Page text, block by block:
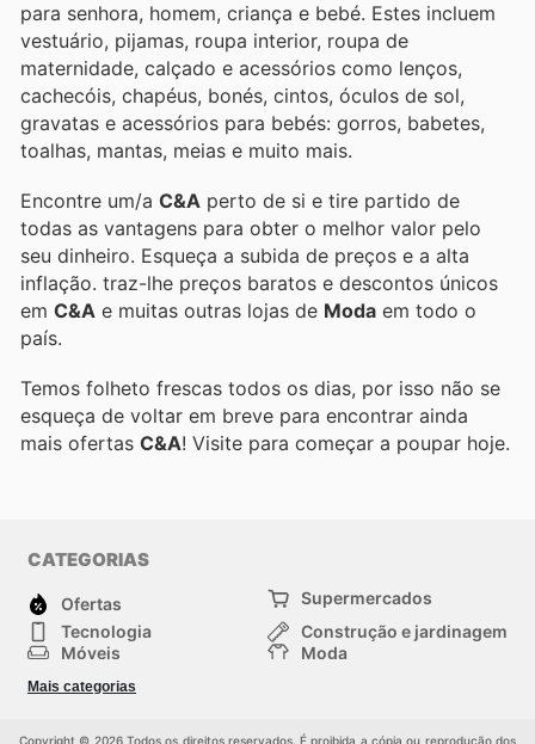
para senhora, homem, criança e bebé. Estes incluem
vestuário, pijamas, roupa interior, roupa de
maternidade, calçado e acessórios como lenços,
cachecóis, chapéus, bonés, cintos, óculos de sol,
gravatas e acessórios para bebés: gorros, babetes,
toalhas, mantas, meias e muito mais.
Encontre um/a C&A perto de si e tire partido de
todas as vantagens para obter o melhor valor pelo
seu dinheiro. Esqueça a subida de preços e a alta
inflação. traz-lhe preços baratos e descontos únicos
em C&A e muitas outras lojas de Moda em todo o
país.
Temos folheto frescas todos os dias, por isso não se
esqueça de voltar em breve para encontrar ainda
mais ofertas C&A ! Visite para começar a poupar hoje.
CATEGORIAS
Ofertas
Supermercados
Tecnologia
Construção e jardinagem
Móveis
Moda
Crianças
Mais categorias
Copyright © 2026 Todos os direitos reservados. É proibida a cópia ou reprodução dos